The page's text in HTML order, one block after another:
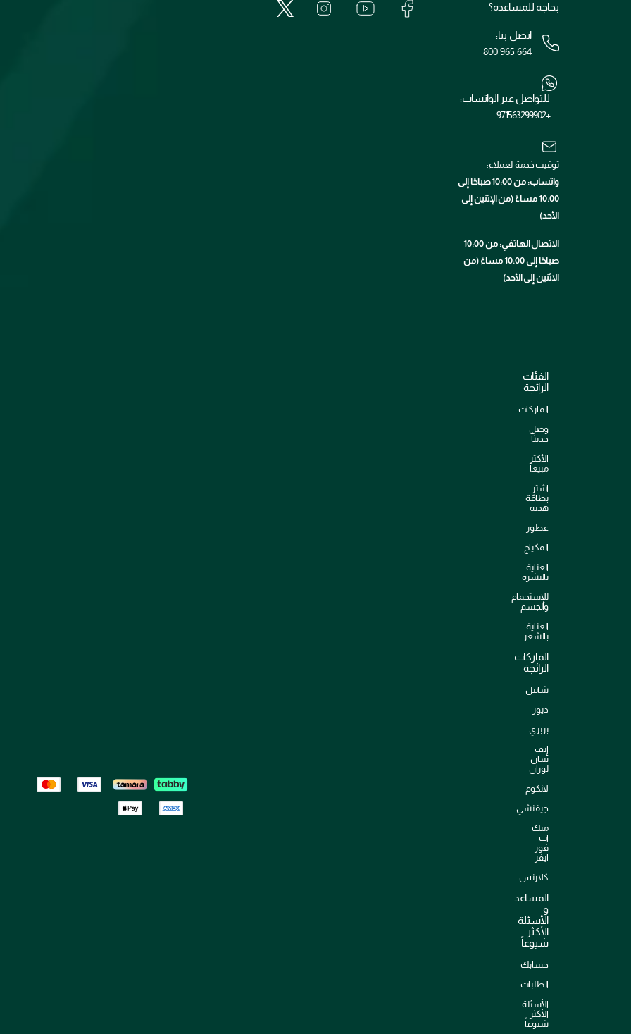
بحاجة للمساعدة؟
اتصل بنا:
800 965 664
للتواصل عبر الواتساب:
+971563299902
توقيت خدمة العملاء:
واتساب: من 10:00 صباحًا إلى
10:00 مساءً (من الإثنين إلى
الأحد)
الاتصال الهاتفي: من 10:00
صباحًا إلى 10:00 مساءً (من
الاثنين إلى الأحد)
الفئات
الرائجة
الماركات
وصل
حديثاً
الأكثر
مبيعاً
اشترِ
بطاقة
هدية
عطور
المكياج
العناية
بالبشرة
للإستحمام
والجسم
العناية
بالشعر
الماركات
الرائجة
شانيل
ديور
بربري
إيف
سان
لوران
لانكوم
جيفنشي
ميك
اب
فور
ايفر
كلارنس
المساعد
و
الأسئلة
الأكثر
شيوعاً
حسابك
الطلبات
الأسئلة
الأكثر
شيوعاً